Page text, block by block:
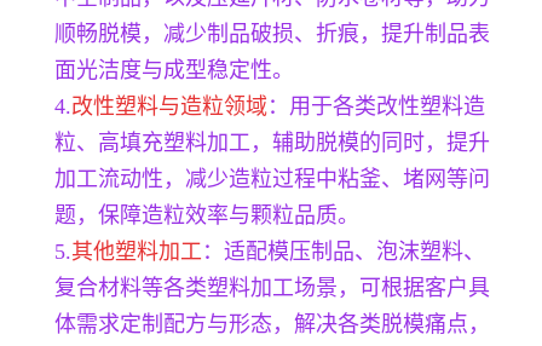
顺畅脱模，减少制品破损、折痕，提升制品表
面光洁度与成型稳定性。
4.改性塑料与造粒领域 ：用于各类改性塑料造
粒、高填充塑料加工，辅助脱模的同时，提升
加工流动性，减少造粒过程中粘釜、堵网等问
题，保障造粒效率与颗粒品质。
5.其他塑料加工 ：适配模压制品、泡沫塑料、
复合材料等各类塑料加工场景，可根据客户具
体需求定制配方与形态，解决各类脱模痛点，